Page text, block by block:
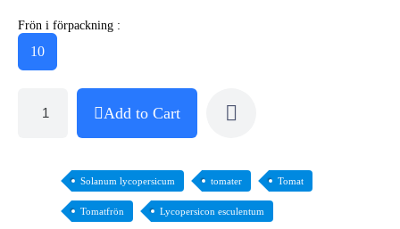
Frön i förpackning :
10
Add to Cart
Solanum lycopersicum tomater Tomat
Tomatfrön Lycopersicon esculentum